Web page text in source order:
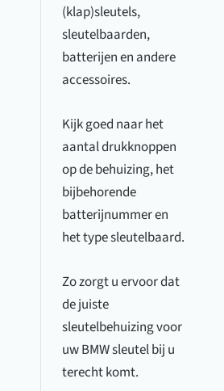
(klap)sleutels,
sleutelbaarden,
batterijen en andere
accessoires.
Kijk goed naar het
aantal drukknoppen
op de behuizing, het
bijbehorende
batterijnummer en
het type sleutelbaard.
Zo zorgt u ervoor dat
de juiste
sleutelbehuizing voor
uw BMW sleutel bij u
terecht komt.